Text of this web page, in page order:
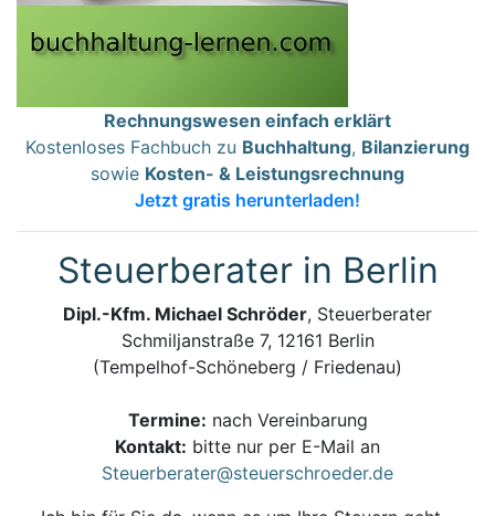
Rechnungswesen einfach erklärt
Kostenloses Fachbuch zu Buchhaltung, Bilanzierung
sowie Kosten- & Leistungsrechnung
Jetzt gratis herunterladen!
Steuerberater in Berlin
Dipl.-Kfm. Michael Schröder, Steuerberater
Schmiljanstraße 7, 12161 Berlin
(Tempelhof-Schöneberg / Friedenau)
Termine: nach Vereinbarung
Kontakt: bitte nur per E-Mail an
Steuerberater@steuerschroeder.de